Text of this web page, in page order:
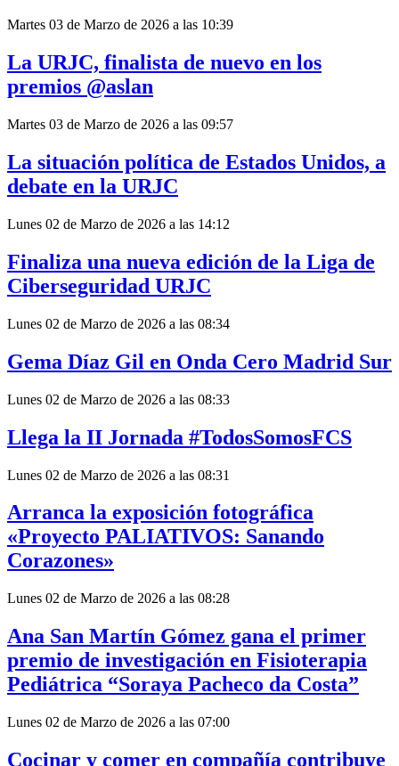
Martes 03 de Marzo de 2026 a las 10:39
La URJC, finalista de nuevo en los
premios @aslan
Martes 03 de Marzo de 2026 a las 09:57
La situación política de Estados Unidos, a
debate en la URJC
Lunes 02 de Marzo de 2026 a las 14:12
Finaliza una nueva edición de la Liga de
Ciberseguridad URJC
Lunes 02 de Marzo de 2026 a las 08:34
Gema Díaz Gil en Onda Cero Madrid Sur
Lunes 02 de Marzo de 2026 a las 08:33
Llega la II Jornada #TodosSomosFCS
Lunes 02 de Marzo de 2026 a las 08:31
Arranca la exposición fotográfica
«Proyecto PALIATIVOS: Sanando
Corazones»
Lunes 02 de Marzo de 2026 a las 08:28
Ana San Martín Gómez gana el primer
premio de investigación en Fisioterapia
Pediátrica “Soraya Pacheco da Costa”
Lunes 02 de Marzo de 2026 a las 07:00
Cocinar y comer en compañía contribuye